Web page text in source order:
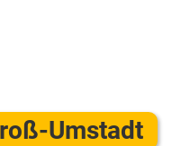
Umstadt